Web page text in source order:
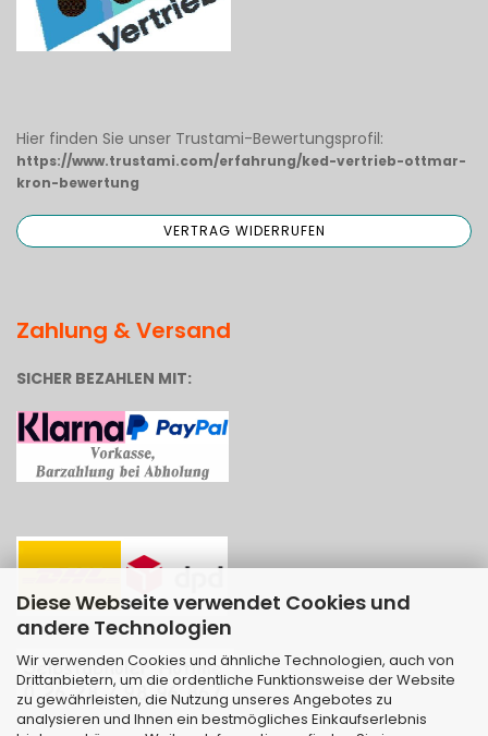
Diese Webseite verwendet Cookies und
andere Technologien
Wir verwenden Cookies und ähnliche Technologien, auch von
Drittanbietern, um die ordentliche Funktionsweise der Website
zu gewährleisten, die Nutzung unseres Angebotes zu
analysieren und Ihnen ein bestmögliches Einkaufserlebnis
Hier finden Sie unser Trustami-Bewertungsprofil:
https://www.trustami.com/erfahrung/ked-vertrieb-ottmar-
kron-bewertung
Zahlung & Versand
SICHER BEZAHLEN MIT: